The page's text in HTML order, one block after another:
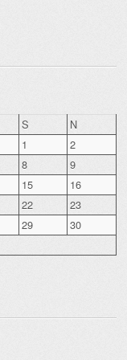
S
N
1
2
8
9
15
16
22
23
29
30